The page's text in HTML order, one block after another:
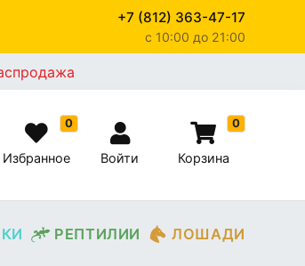
+7 (812) 363-47-17
c 10:00 до 21:00
0
Избранное Войти
0
Корзина
РЕПТИЛИИ ЛОШАДИ